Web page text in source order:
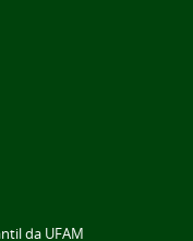
da UFAM